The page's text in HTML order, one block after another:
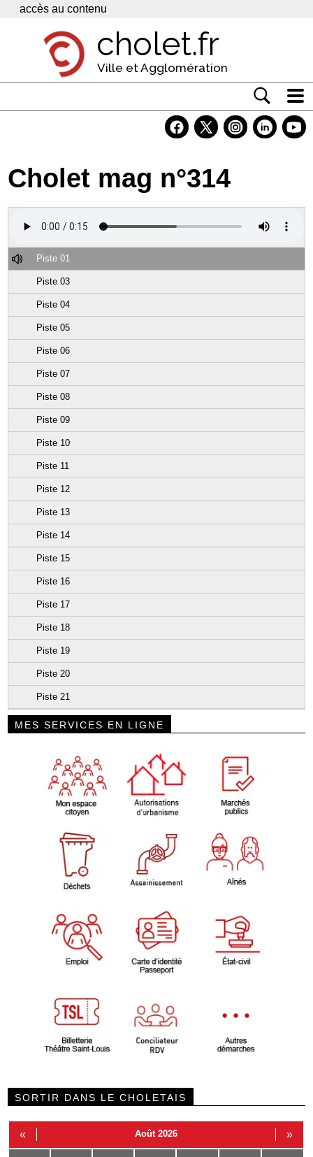
Panneau de gestion des cookies
accès au contenu
cholet.fr
Ville et Agglomération
Economie
Services
Cholet mag n°314
Piste 01
Piste 03
Piste 04
Piste 05
Piste 06
Piste 07
Piste 08
Piste 09
Piste 10
Piste 11
Piste 12
Piste 13
Piste 14
Piste 15
Piste 16
Piste 17
Piste 18
Piste 19
Piste 20
Piste 21
MES SERVICES EN LIGNE
SORTIR DANS LE CHOLETAIS
« Août 2026 »